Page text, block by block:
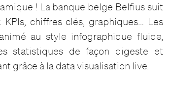
! La banque belge Belfius suit
chiffres clés, graphiques… Les
au style infographique fluide,
statistiques de façon digeste et
grâce à la data visualisation live.